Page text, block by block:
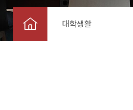
대학생활